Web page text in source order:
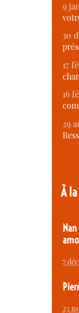
9
30
17
16
29
À
7
23